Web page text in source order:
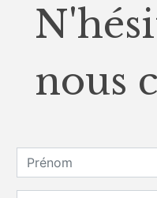
nous